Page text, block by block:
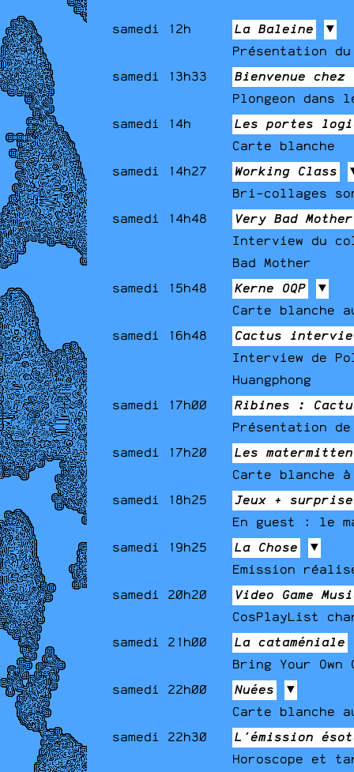
samedi 12h La Baleine
▼
Présentation
samedi 13h33
Bienvenue
Plongeon dans
samedi 14h
Les portes
Carte blanche
samedi 14h27
Working Class
Bri-collages
samedi 14h48
Very Bad Mother
Interview du
Bad Mother
samedi 15h48
Kerne OQP
▼
Carte blanche
samedi 16h48
Cactus
Interview de Pol
Huangphong
samedi 17h00
Ribines :
Présentation
samedi 17h20
Les
Carte blanche
samedi 18h25
Jeux +
En guest : le
samedi 19h25
La Chose
▼
Emission
samedi 20h20
Video Game
CosPlayList
samedi 21h00
La cataméniale
Bring Your Own
samedi 22h00
Nuées
▼
Carte blanche
samedi 22h30
L'émission
Horoscope et